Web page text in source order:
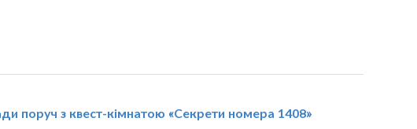
поруч з квест-кімнатою «Секрети номера 1408»